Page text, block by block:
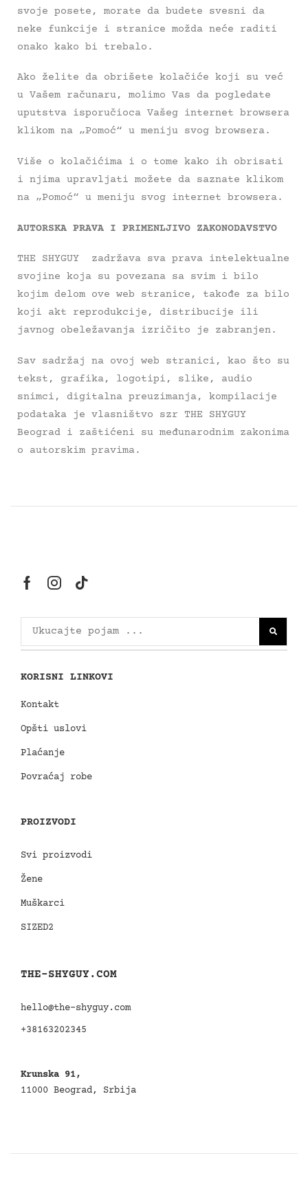
svoje posete, morate da budete svesni da
neke funkcije i stranice možda neće raditi
onako kako bi trebalo.
Ako želite da obrišete kolačiće koji su već
u Vašem računaru, molimo Vas da pogledate
uputstva isporučioca Vašeg internet browsera
klikom na „Pomoć“ u meniju svog browsera.
Više o kolačićima i o tome kako ih obrisati
i njima upravljati možete da saznate klikom
na „Pomoć“ u meniju svog internet browsera.
AUTORSKA PRAVA I PRIMENLJIVO ZAKONODAVSTVO
THE SHYGUY zadržava sva prava intelektualne
svojine koja su povezana sa svim i bilo
kojim delom ove web stranice, takođe za bilo
koji akt reprodukcije, distribucije ili
javnog obeležavanja izričito je zabranjen.
Sav sadržaj na ovoj web stranici, kao što su
tekst, grafika, logotipi, slike, audio
snimci, digitalna preuzimanja, kompilacije
podataka je vlasništvo szr THE SHYGUY
Beograd i zaštićeni su međunarodnim zakonima
o autorskim pravima.
KORISNI LINKOVI
Kontakt
Opšti uslovi
Plaćanje
Povraćaj robe
PROIZVODI
Svi proizvodi
Žene
Muškarci
SIZED2
THE-SHYGUY.COM
hello@the-shyguy.com
+38163202345
Krunska 91,
11000 Beograd, Srbija